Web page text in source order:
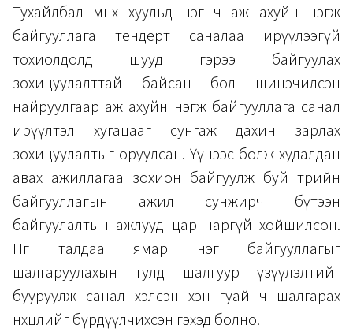
Тухайлбал өмнөх хуульд нэг ч аж ахуйн нэгж
байгууллага тендерт саналаа ирүүлээгүй
тохиолдолд шууд гэрээ байгуулах
зохицуулалттай байсан бол шинэчилсэн
найруулгаар аж ахуйн нэгж байгууллага санал
ирүүлтэл хугацааг сунгаж дахин зарлах
зохицуулалтыг оруулсан. Үүнээс болж худалдан
авах ажиллагаа зохион байгуулж буй төрийн
байгууллагын ажил сунжирч бүтээн
байгуулалтын ажлууд цар наргүй хойшилсон.
Нөгөө талдаа ямар нэг байгууллагыг
шалгаруулахын тулд шалгуур үзүүлэлтийг
бууруулж санал хэлсэн хэн гуай ч шалгарах
нөхцөлийг бүрдүүлчихсэн гэхэд болно.